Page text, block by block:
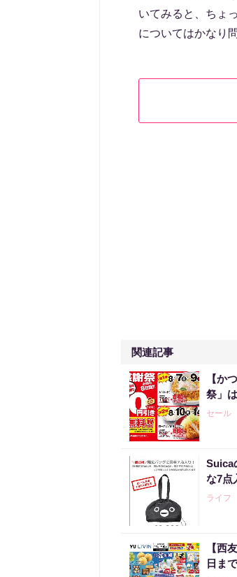
いてみると、ちょ
についてはかなり
関連記事
【か
祭」
セール
Suica
な7点
ライフ
【西
日まで